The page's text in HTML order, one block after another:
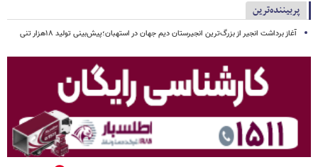
پربیننده‌ترین
آغاز برداشت انجیر از بزرگ‌ترین انجیرستان دیم جهان در استهبان؛پیش‌بینی تولید ۱۸هزار تنی